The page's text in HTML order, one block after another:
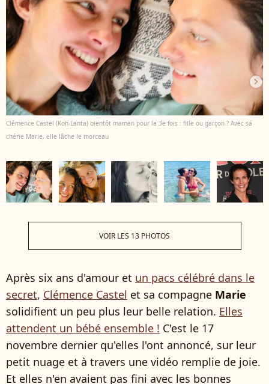
Clémence Castel (Koh-Lanta) bientôt maman pour la 3e fois : fille ou garçon ? Avec sa
chérie Marie, elle lâche le morceau
VOIR LES 13 PHOTOS
Après six ans d'amour et un pacs célébré dans le
secret, Clémence Castel et sa compagne Marie
solidifient un peu plus leur belle relation. Elles
attendent un bébé ensemble ! C'est le 17
novembre dernier qu'elles l'ont annoncé, sur leur
petit nuage et à travers une vidéo remplie de joie.
Et elles n'en avaient pas fini avec les bonnes